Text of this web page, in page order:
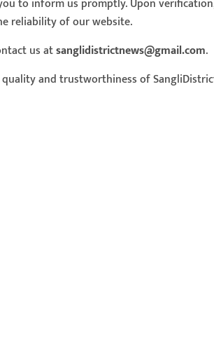
reliability of our website.
us atsanglidistrictnews@gmail.com.
and trustworthiness of